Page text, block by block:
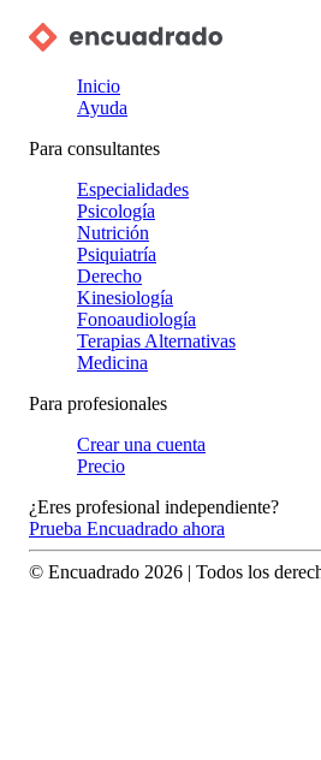
Inicio
Ayuda
Para consultantes
Especialidades
Psicología
Nutrición
Psiquiatría
Derecho
Kinesiología
Fonoaudiología
Terapias Alternativas
Medicina
Para profesionales
Crear una cuenta
Precio
¿Eres profesional independiente?
Prueba Encuadrado ahora
© Encuadrado 2026 | Todos los